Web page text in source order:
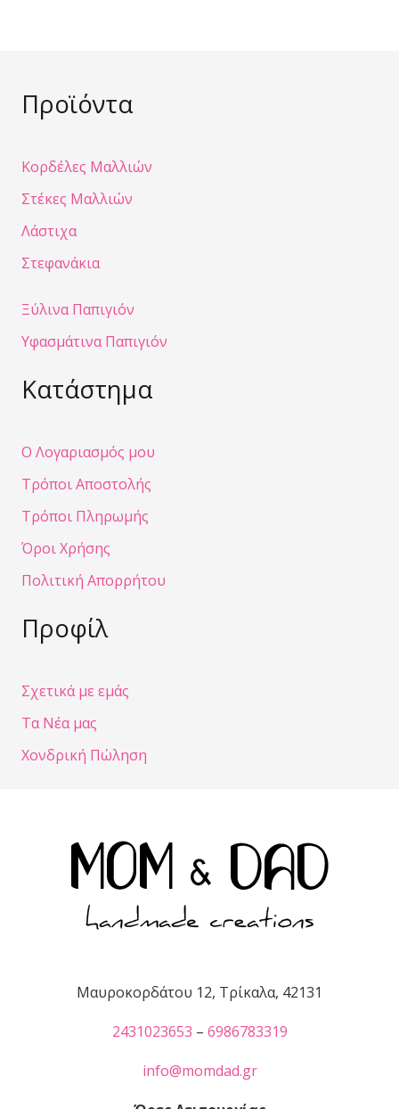
Προϊόντα
Κορδέλες Μαλλιών
Στέκες Μαλλιών
Λάστιχα
Στεφανάκια
Ξύλινα Παπιγιόν
Υφασμάτινα Παπιγιόν
Κατάστημα
Ο Λογαριασμός μου
Τρόποι Αποστολής
Τρόποι Πληρωμής
Όροι Χρήσης
Πολιτική Απορρήτου
Προφίλ
Σχετικά με εμάς
Τα Νέα μας
Χονδρική Πώληση
Μαυροκορδάτου 12, Τρίκαλα, 42131
2431023653 – 6986783319
info@momdad.gr